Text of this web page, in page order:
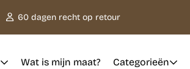
60 dagen recht op retour
Wat is mijn maat? Categorieën